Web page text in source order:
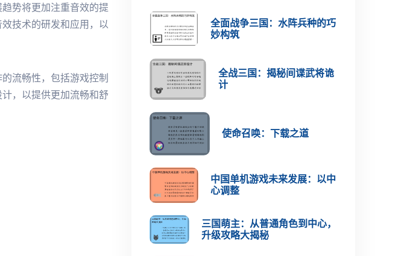
势将更加注重音效的提
技术的研发和应用，以
流畅性，包括游戏控制
，以提供更加流畅和舒
全面战争三国：水阵兵种的巧
妙构筑
全战三国：揭秘间谍武将诡
计
使命召唤：下载之道
中国单机游戏未来发展：以中
心调整
三国萌主：从普通角色到中心，
升级攻略大揭秘